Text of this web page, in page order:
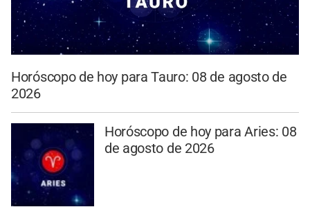
Horóscopo de hoy para Tauro: 08 de agosto de
2026
Horóscopo de hoy para Aries: 08
de agosto de 2026